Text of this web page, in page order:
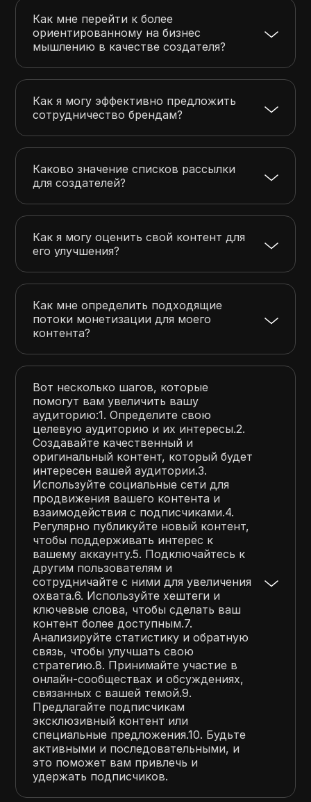
Как мне перейти к более
ориентированному на бизнес
мышлению в качестве создателя?
Как я могу эффективно предложить
сотрудничество брендам?
Каково значение списков рассылки
для создателей?
Как я могу оценить свой контент для
его улучшения?
Как мне определить подходящие
потоки монетизации для моего
контента?
Вот несколько шагов, которые
помогут вам увеличить вашу
аудиторию:1. Определите свою
целевую аудиторию и их интересы.2.
Создавайте качественный и
оригинальный контент, который будет
интересен вашей аудитории.3.
Используйте социальные сети для
продвижения вашего контента и
взаимодействия с подписчиками.4.
Регулярно публикуйте новый контент,
чтобы поддерживать интерес к
вашему аккаунту.5. Подключайтесь к
другим пользователям и
сотрудничайте с ними для увеличения
охвата.6. Используйте хештеги и
ключевые слова, чтобы сделать ваш
контент более доступным.7.
Анализируйте статистику и обратную
связь, чтобы улучшать свою
стратегию.8. Принимайте участие в
онлайн-сообществах и обсуждениях,
связанных с вашей темой.9.
Предлагайте подписчикам
эксклюзивный контент или
специальные предложения.10. Будьте
активными и последовательными, и
это поможет вам привлечь и
удержать подписчиков.